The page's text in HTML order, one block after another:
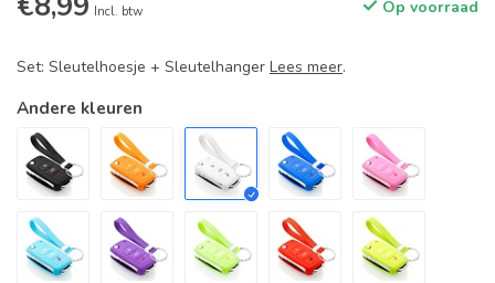
Incl. btw Op voorraad
Set: Sleutelhoesje + Sleutelhanger Lees meer.
Andere kleuren